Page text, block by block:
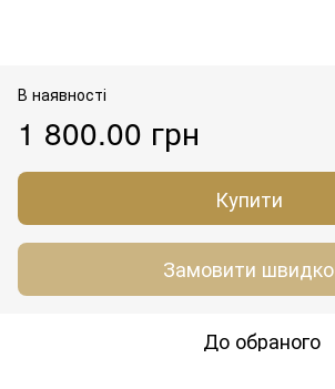
В наявності
1 800.00 грн
Купити
Замовити швидко
До обраного